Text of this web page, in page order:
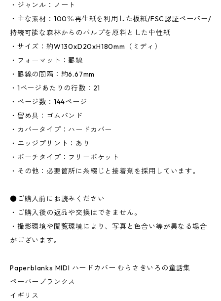
・ジャンル：ノート
・主な素材：100％再生紙を利用した板紙/FSC認証ペーパー/
持続可能な森林からのパルプを原料とした中性紙
・サイズ：約W130xD20xH180mm（ミディ）
・フォーマット：罫線
・罫線の間隔：約6.67mm
・1ページあたりの行数：21
・ページ数：144ページ
・留め具：ゴムバンド
・カバータイプ：ハードカバー
・エッジプリント：あり
・ポーチタイプ：フリーポケット
・その他：必要箇所に糸綴じと接着剤を採用しています。
●ご購入前にお読みください
・ご購入後の返品や交換はできません。
・撮影環境や閲覧環境により、写真と色合い等が異なる場合
がございます。
Paperblanks MIDI ハードカバー むらさきいろの童話集
ペーパーブランクス
イギリス